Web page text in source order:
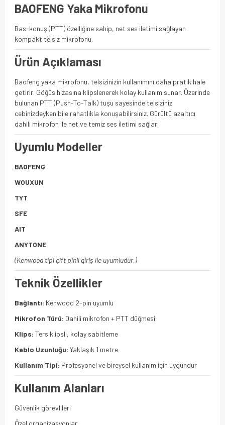
BAOFENG Yaka Mikrofonu
Bas-konuş (PTT) özelliğine sahip, net ses iletimi sağlayan
kompakt telsiz mikrofonu.
Ürün Açıklaması
Baofeng yaka mikrofonu, telsizinizin kullanımını daha pratik hale
getirir. Göğüs hizasına klipslenerek kolay kullanım sunar. Üzerinde
bulunan PTT (Push-To-Talk) tuşu sayesinde telsiziniz
cebinizdeyken bile rahatlıkla konuşabilirsiniz. Gürültü azaltıcı
dahili mikrofon ile net ve temiz ses iletimi sağlar.
Uyumlu Modeller
BAOFENG
WOUXUN
TYT
SFE
AIT
ANYTONE
(Kenwood tipi çift pinli giriş ile uyumludur.)
Teknik Özellikler
Bağlantı: Kenwood 2-pin uyumlu
Mikrofon Türü: Dahili mikrofon + PTT düğmesi
Klips: Ters klipsli, kolay sabitleme
Kablo Uzunluğu: Yaklaşık 1 metre
Kullanım Tipi: Profesyonel ve bireysel kullanım için uygundur
Kullanım Alanları
Güvenlik görevlileri
Özel organizasyonlar